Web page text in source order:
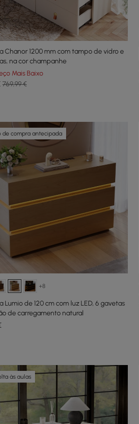
Chanor 1200 mm com tampo de vidro e
na cor champanhe
Mais Baixo
769,99 €
de compra antecipada
+8
Lumio de 120 cm com luz LED, 6 gavetas
de carregamento natural
às aulas